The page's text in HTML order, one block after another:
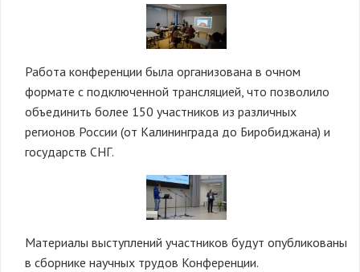
Работа конференции была организована в очном
формате с подключенной трансляцией, что позволило
объединить более 150 участников из различных
регионов России (от Калининграда до Биробиджана) и
государств СНГ.
Материалы выступлений участников будут опубликованы
в сборнике научных трудов Конференции.